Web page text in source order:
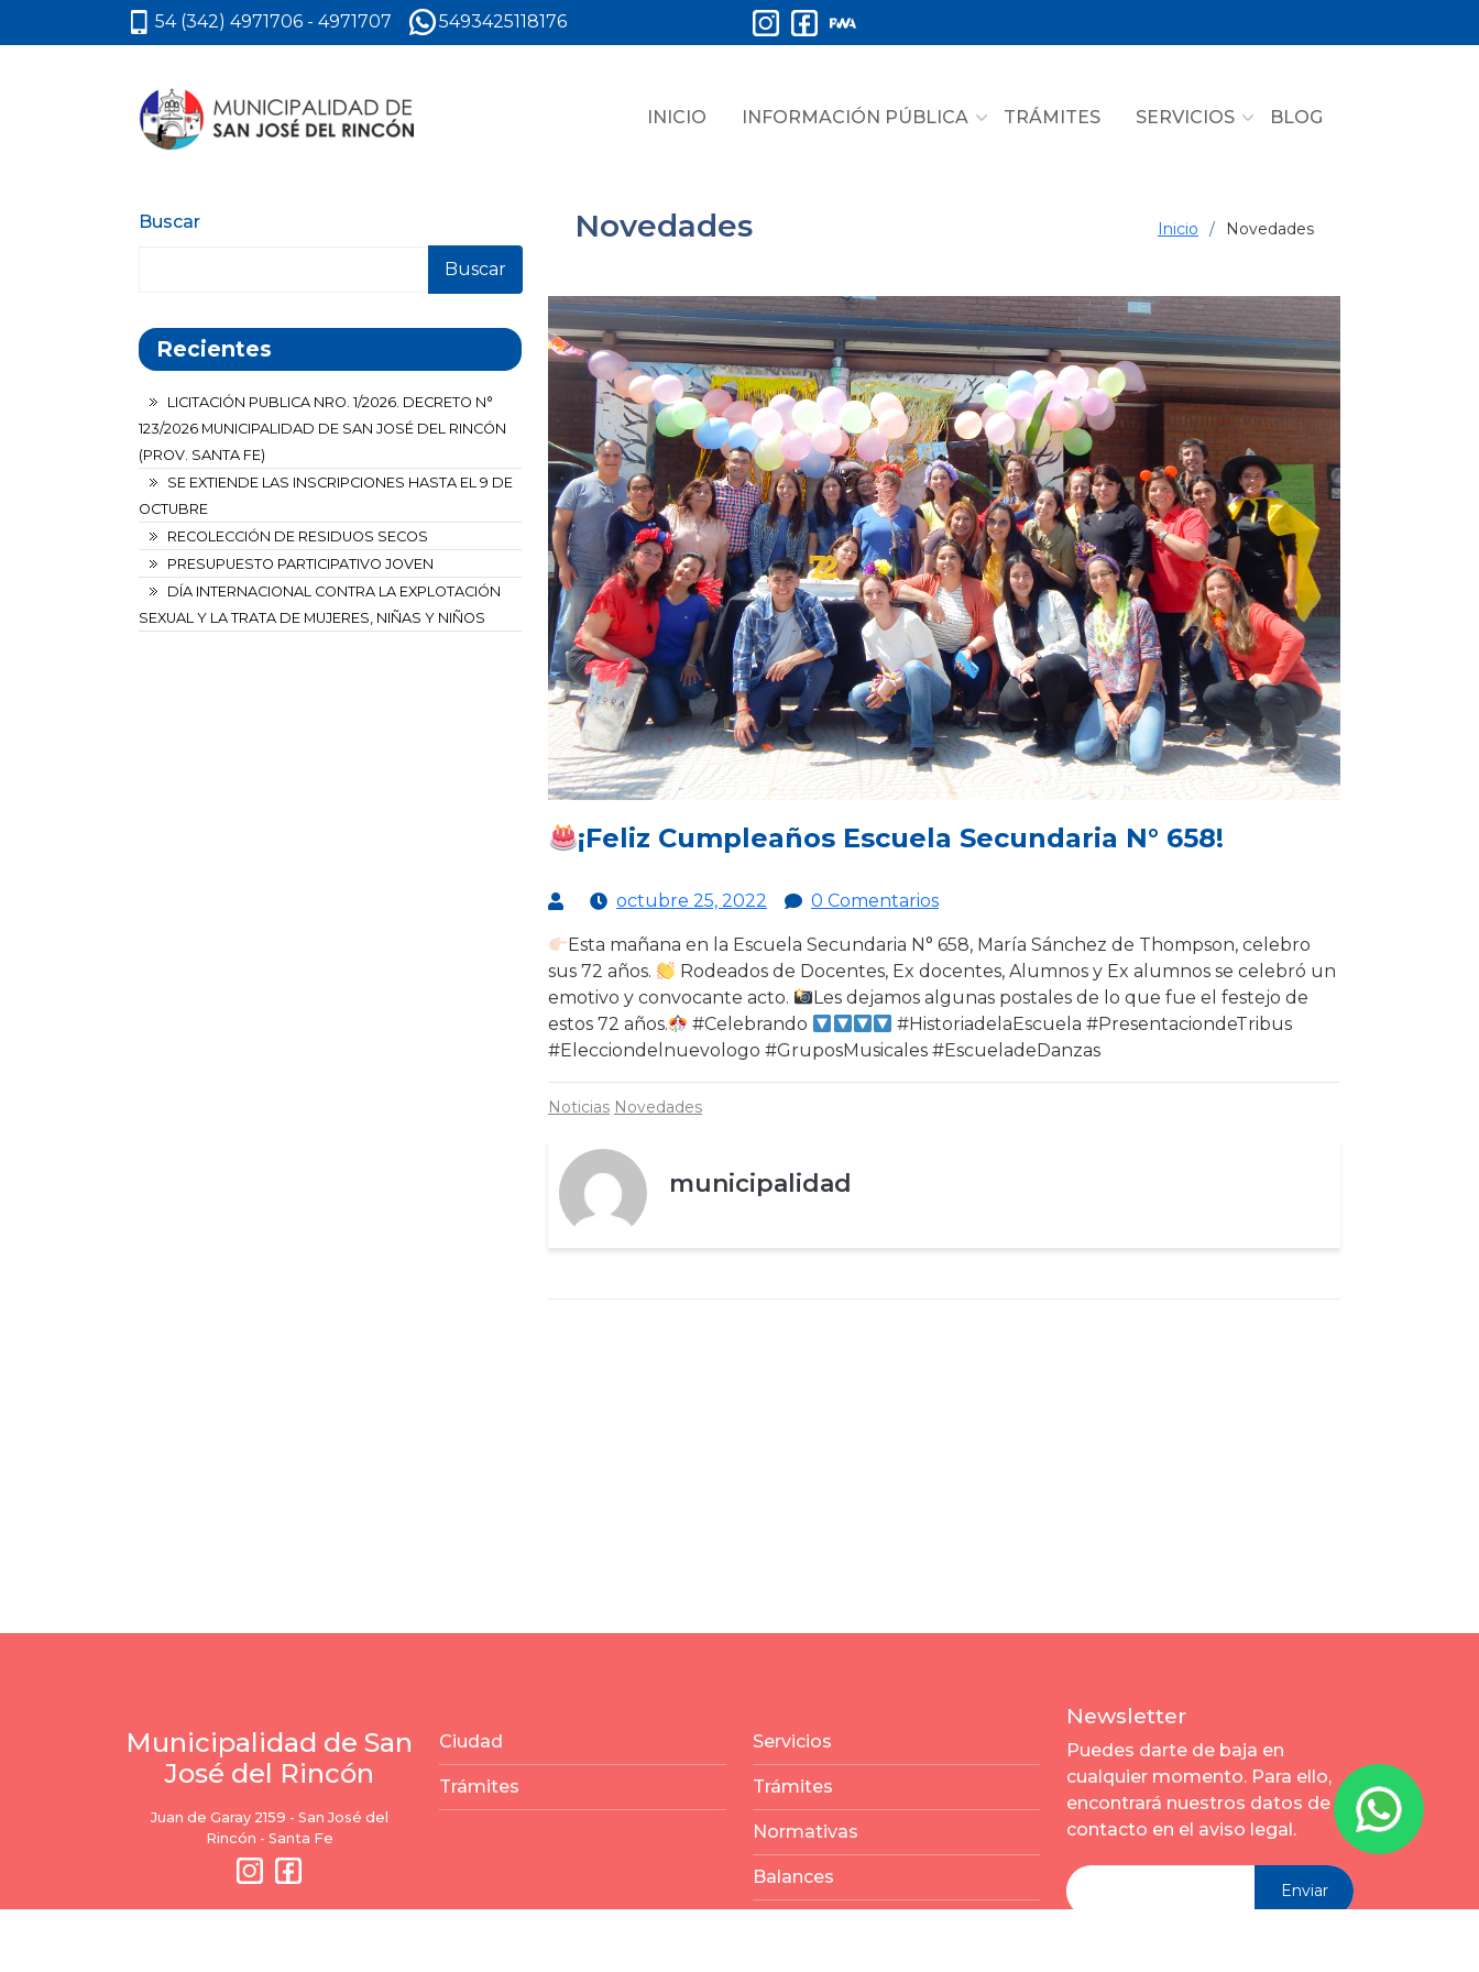
54 (342) 4971706 - 4971707 5493425118176
INICIO INFORMACIÓN PÚBLICA TRÁMITES SERVICIOS BLOG
Buscar
Buscar
Recientes
LICITACIÓN PUBLICA NRO. 1/2026. DECRETO N°
123/2026 MUNICIPALIDAD DE SAN JOSÉ DEL RINCÓN
(PROV. SANTA FE)
SE EXTIENDE LAS INSCRIPCIONES HASTA EL 9 DE
OCTUBRE
RECOLECCIÓN DE RESIDUOS SECOS
PRESUPUESTO PARTICIPATIVO JOVEN
DÍA INTERNACIONAL CONTRA LA EXPLOTACIÓN
SEXUAL Y LA TRATA DE MUJERES, NIÑAS Y NIÑOS
Novedades Inicio Novedades
¡Feliz Cumpleaños Escuela Secundaria N° 658!
octubre 25, 2022 0 Comentarios
Esta mañana en la Escuela Secundaria N° 658, María Sánchez de Thompson, celebro
sus 72 años.
Rodeados de Docentes, Ex docentes, Alumnos y Ex alumnos se celebró un
emotivo y convocante acto.
Les dejamos algunas postales de lo que fue el festejo de
estos 72 años.
#Celebrando
#HistoriadelaEscuela #PresentaciondeTribus
#Elecciondelnuevologo #GruposMusicales #EscueladeDanzas
Noticias Novedades
municipalidad
Municipalidad de San
José del Rincón
Juan de Garay 2159 - San José del
Rincón - Santa Fe
Ciudad
Trámites
Servicios
Trámites
Normativas
Balances
Newsletter
Puedes darte de baja en
cualquier momento. Para ello,
encontrará nuestros datos de
contacto en el aviso legal.
Enviar